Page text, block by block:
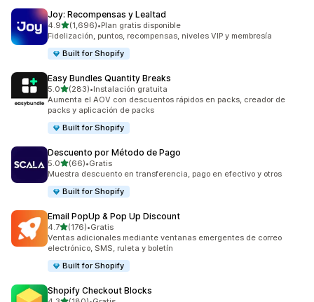
Joy: Recompensas y Lealtad
4.9de 5 estrellas
(1,696)
1696 reseñas en total
•Plan gratis disponible
Fidelización, puntos, recompensas, niveles VIP y membresía
Built for Shopify
Easy Bundles Quantity Breaks
5.0de 5 estrellas
(283)
283 reseñas en total
•Instalación gratuita
Aumenta el AOV con descuentos rápidos en packs, creador de
packs y aplicación de packs
Built for Shopify
Descuento por Método de Pago
5.0de 5 estrellas
(66)
66 reseñas en total
•Gratis
Muestra descuento en transferencia, pago en efectivo y otros
Built for Shopify
Email PopUp & Pop Up Discount
4.7de 5 estrellas
(176)
176 reseñas en total
•Gratis
Ventas adicionales mediante ventanas emergentes de correo
electrónico, SMS, ruleta y boletín
Built for Shopify
Shopify Checkout Blocks